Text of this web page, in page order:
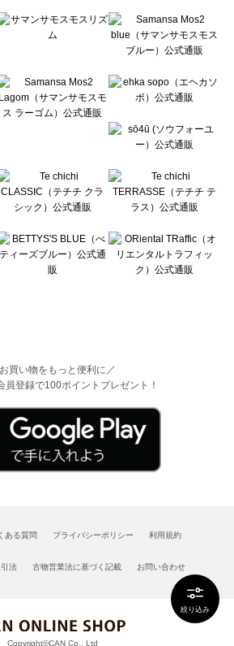
絞り込み
）の一覧
ルー）の一覧
一覧
買い物をもっと便利に／
員登録で100ポイントプレゼント！
ある質問 プライバシーポリシー 利用規約
法 古物営業法に基づく記載 お問い合わせ
Copyright©CAN Co., Ltd